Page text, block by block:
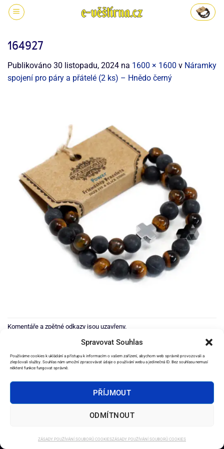
Spravovat Souhlas
Používáme cookies k ukládání a přístupu k informacím o vašem zařízení, abychom web správně provozovali a
zlepšovali služby. Souhlas nám umožní zpracovávat údaje o používání webu a jedinečná ID. Bez souhlasu nemusí
některé funkce fungovat správně.
PŘÍJMOUT
ODMÍTNOUT
ZÁSADY POUŽÍVÁNÍ SOUBORŮ COOKIESZÁSADY POUŽÍVÁNÍ SOUBORŮ COOKIES
164927
Publikováno 30 listopadu, 2024 na 1600 × 1600 v Náramky
spojení pro páry a přátelé (2 ks) – Hnědo černý
Komentáře a zpětné odkazy jsou uzavřeny.
2026 ©e-Věštírna.cz
DOMŮ SLUŽBY AMULETY OSTATNÍ PRODUKTY
EBOOKY
OBCHODNÍ PODMÍNKY